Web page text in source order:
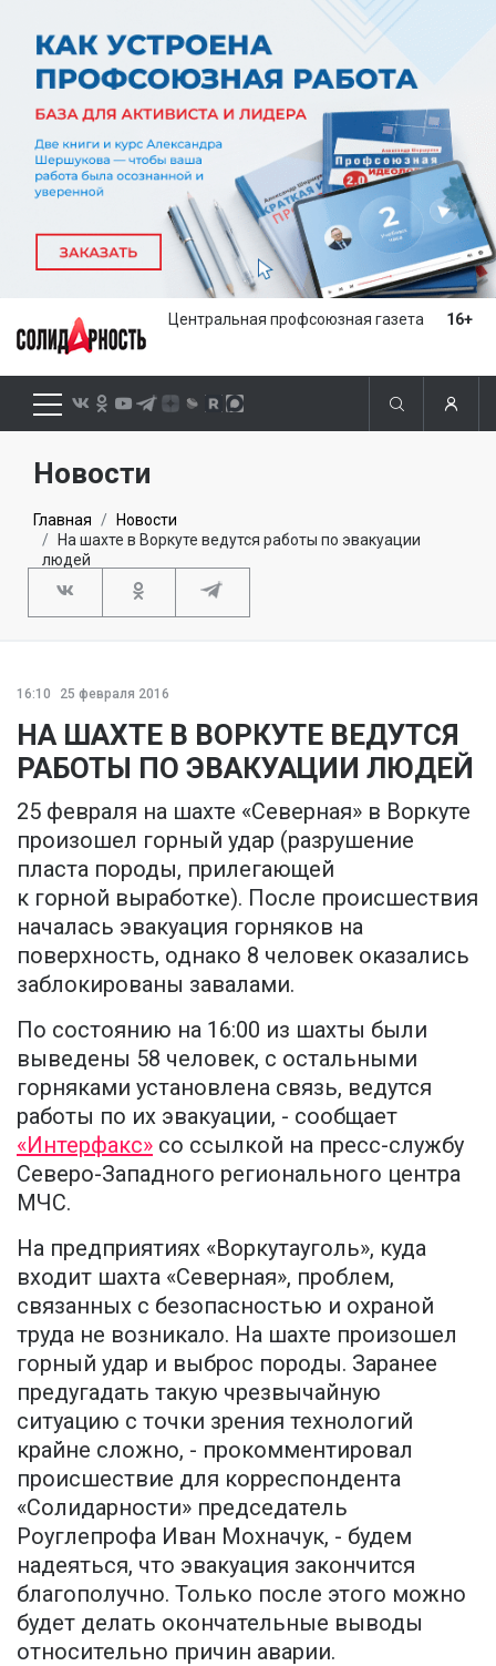
Центральная профсоюзная газета 16+
Новости
Главная
Новости
На шахте в Воркуте ведутся работы по эвакуации
людей
16:10 25 февраля 2016
НА ШАХТЕ В ВОРКУТЕ ВЕДУТСЯ
РАБОТЫ ПО ЭВАКУАЦИИ ЛЮДЕЙ
25 февраля на шахте «Северная» в Воркуте
произошел горный удар (разрушение
пласта породы, прилегающей
к горной выработке). После происшествия
началась эвакуация горняков на
поверхность, однако 8 человек оказались
заблокированы завалами.
По состоянию на 16:00 из шахты были
выведены 58 человек, с остальными
горняками установлена связь, ведутся
работы по их эвакуации, - сообщает
«Интерфакс» со ссылкой на пресс-службу
Северо-Западного регионального центра
МЧС.
На предприятиях «Воркутауголь», куда
входит шахта «Северная», проблем,
связанных с безопасностью и охраной
труда не возникало. На шахте произошел
горный удар и выброс породы. Заранее
предугадать такую чрезвычайную
ситуацию с точки зрения технологий
крайне сложно, - прокомментировал
происшествие для корреспондента
«Солидарности» председатель
Роуглепрофа Иван Мохначук, - будем
надеяться, что эвакуация закончится
благополучно. Только после этого можно
будет делать окончательные выводы
относительно причин аварии.